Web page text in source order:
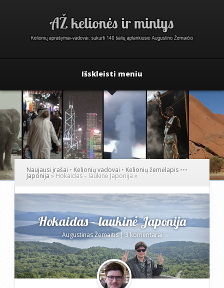
Išskleisti meniu
Naujausi įrašai • Kelionių vadovai • Kelionių žemėlapis •••
Japonija » Hokaidas – laukinė Japonija »
Hokaidas – laukinė Japonija
Augustinas Žemaitis| 3 komentarai